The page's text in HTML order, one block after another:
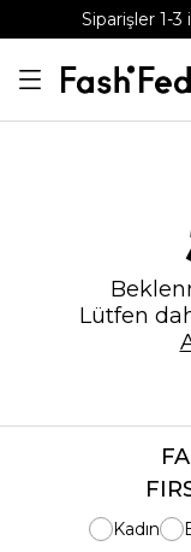
Siparişler 1-
Lütfen
Kadın